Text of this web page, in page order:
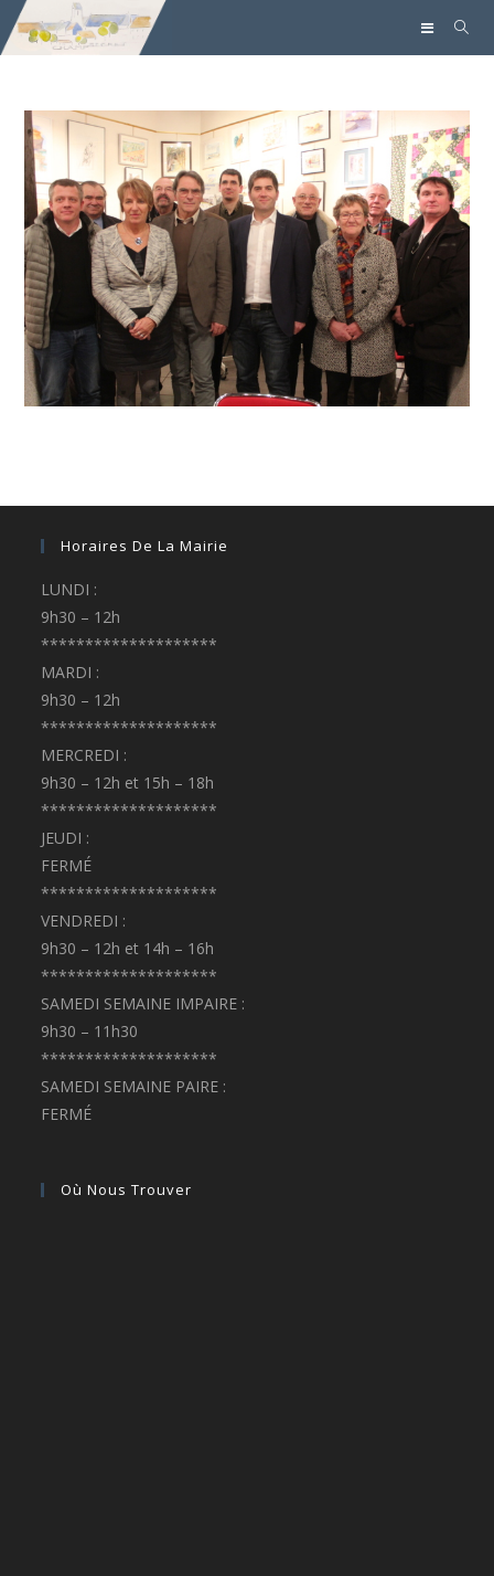
Horaires De La Mairie
LUNDI :
9h30 – 12h
********************
MARDI :
9h30 – 12h
********************
MERCREDI :
9h30 – 12h et 15h – 18h
********************
JEUDI :
FERMÉ
********************
VENDREDI :
9h30 – 12h et 14h – 16h
********************
SAMEDI SEMAINE IMPAIRE :
9h30 – 11h30
********************
SAMEDI SEMAINE PAIRE :
FERMÉ
Où Nous Trouver